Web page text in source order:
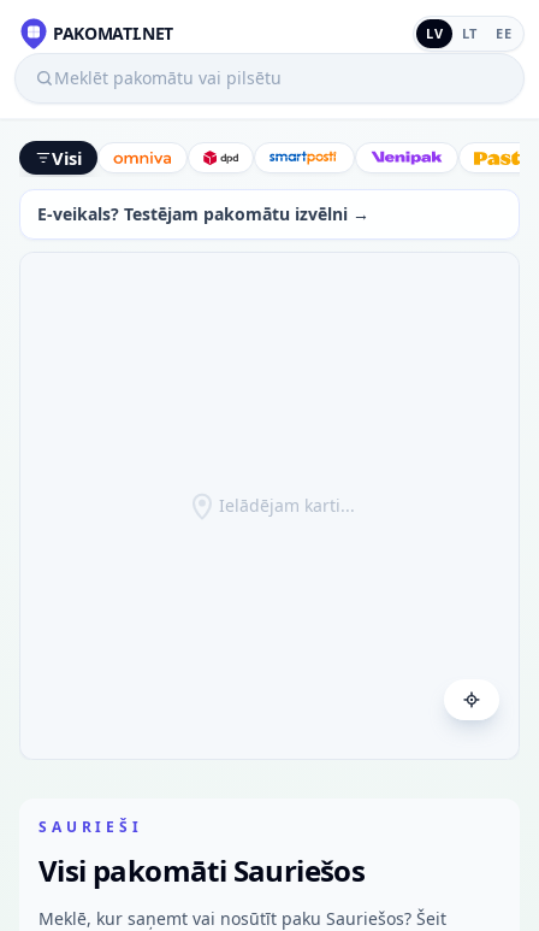
PAKOMATI.NET LV LT EE
Meklēt pakomātu vai pilsētu
Visi Omniva DPD SmartPostiVenipak
E-veikals? Testējam pakomātu izvēlni →
Ielādējam karti...
SAURIEŠI
Visi pakomāti Sauriešos
Meklē, kur saņemt vai nosūtīt paku Sauriešos? Šeit